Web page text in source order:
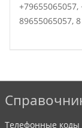
+79655065057,
89655065057,
Телефонные коды